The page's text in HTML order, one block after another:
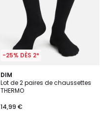
-25% DÈS 2*
DIM
Lot de 2 paires de chaussettes
THERMO
14,99 €
1
/
5